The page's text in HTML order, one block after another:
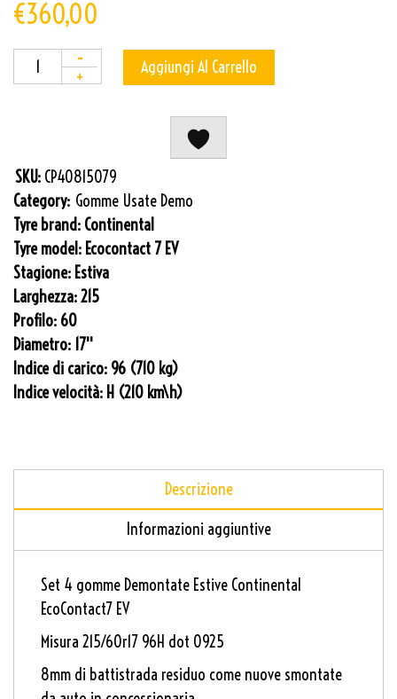
€360,00
Quantity
-
+ Aggiungi Al Carrello
SKU: CP40815079
Category: Gomme Usate Demo
Tyre brand: Continental
Tyre model: Ecocontact 7 EV
Stagione: Estiva
Larghezza:215
Profilo: 60
Diametro: 17''
Indice di carico: 96 (710 kg)
Indice velocità: H (210 km\h)
Descrizione
Informazioni aggiuntive
Set 4 gomme Demontate Estive Continental
EcoContact7 EV
Misura 215/60r17 96H dot 0925
8mm di battistrada residuo come nuove smontate